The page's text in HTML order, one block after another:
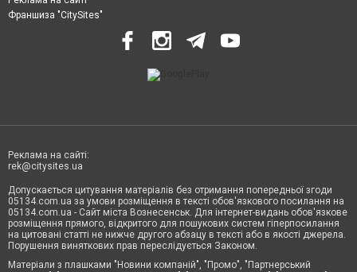
Франшиза "CitySites"
Реклама на сайті:
rek@citysites.ua
Допускається цитування матеріалів без отримання попередньої згоди
05134.com.ua за умови розміщення в тексті обов'язкового посилання на
05134.com.ua - Сайт міста Вознесенськ. Для інтернет-видань обов'язкове
розміщення прямого, відкритого для пошукових систем гіперпосилання
на цитовані статті не нижче другого абзацу в тексті або в якості джерела.
Порушення виняткових прав переслідується Законом.
Матеріали з плашками "Новини компаній", "Промо", "Партнерський